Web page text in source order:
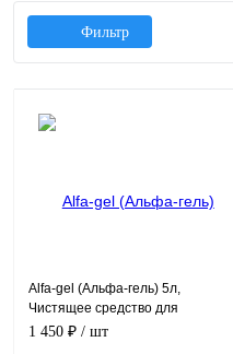
Фильтр
Alfa-gel (Альфа-гель) 5л,
Чистящее средство для
санузлов и сантехники
1 450 ₽ / шт